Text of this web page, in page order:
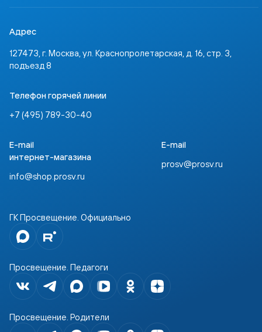
Адрес
127473, г. Москва, ул. Краснопролетарская, д. 16, стр. 3,
подъезд 8
Телефон горячей линии
+7 (495) 789-30-40
E-mail
интернет-магазина
info@shop.prosv.ru
E-mail
prosv@prosv.ru
ГК Просвещение. Официально
Просвещение. Педагоги
Просвещение. Родители